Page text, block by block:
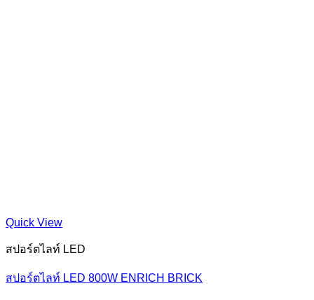
Quick View
สปอร์ตไลท์ LED
สปอร์ตไลท์ LED 800W ENRICH BRICK